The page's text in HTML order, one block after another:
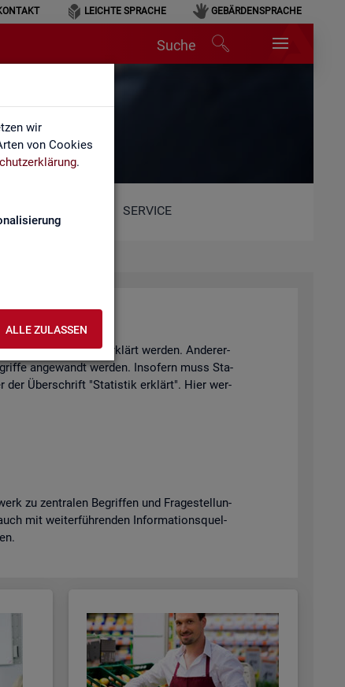
wir
von Cookies
.
ALLE ZULASSEN
LEICHTE SPRACHE GEBÄRDENSPRACHE
Suche
SERVICE
Sach­ver­hal­te er­klärt wer­den. An­de­rer­
an­ge­wandt wer­den. In­so­fern muss Sta­
der Über­schrift "Sta­tis­tik er­klärt". Hier wer­
zu zen­tra­len Be­grif­fen und Fra­ge­stel­lun­
mit wei­ter­füh­ren­den In­for­ma­ti­ons­quel­